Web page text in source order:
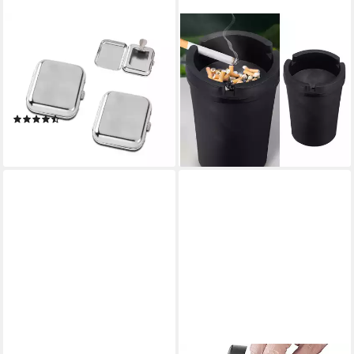
Aschenbecher 2x
Taschenaschenbecher, Metall
Silber, Mini Ascher, Reise
Handtasche
(6)
lieferbar - in 2-3 Werktagen bei dir
CEPEWA
Aschenbecher
Reiseaschenbecher
Kunststoff schwarz 8x11x8cm
ab 9,95 €
lieferbar - in 3-4 Werktagen bei dir